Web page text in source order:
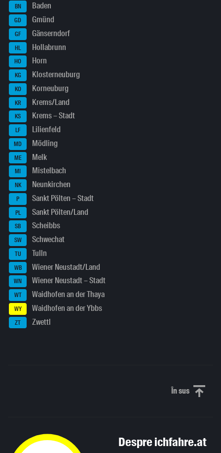
BN Baden
GD Gmünd
GF Gänserndorf
HL Hollabrunn
HO Horn
KG Klosterneuburg
KO Korneuburg
KR Krems/Land
KS Krems – Stadt
LF Lilienfeld
MD Mödling
ME Melk
MI Mistelbach
NK Neunkirchen
P Sankt Pölten – Stadt
PL Sankt Pölten/Land
SB Scheibbs
SW Schwechat
TU Tulln
WB Wiener Neustadt/Land
WN Wiener Neustadt – Stadt
WT Waidhofen an der Thaya
WY Waidhofen an der Ybbs
ZT Zwettl
În susDerulați
Despre ichfahre.at